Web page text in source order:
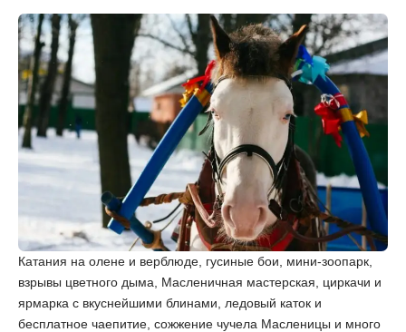
Катания на олене и верблюде, гусиные бои, мини-зоопарк,
взрывы цветного дыма, Масленичная мастерская, циркачи и
ярмарка с вкуснейшими блинами, ледовый каток и
бесплатное чаепитие, сожжение чучела Масленицы и много